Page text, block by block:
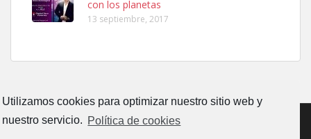
Utilizamos cookies para optimizar nuestro sitio web y
nuestro servicio. Política de cookies
Busco casa de acogida para mi perrita ya que por temas de trabajo
no la puedo tener. Solo gente r...
con los planetas
13 septiembre, 2017